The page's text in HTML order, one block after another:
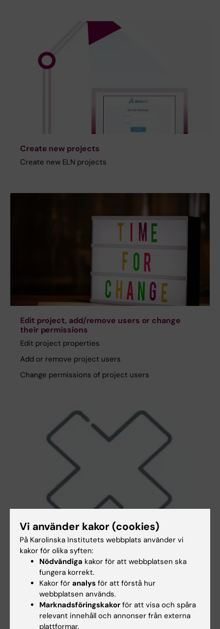
Create new projects
Create new ELN projects
Edit project, add/remove users or change
their permissions
Edit project properties
Add or remove project users
Change permissions of project users
Delete a project
Delete an empty project
Vi använder kakor (cookies)
På Karolinska Institutets webbplats använder vi
kakor för olika syften:
Nödvändiga kakor för att webbplatsen ska
fungera korrekt.
Kakor för analys för att förstå hur
webbplatsen används.
Marknadsföringskakor för att visa och spåra
relevant innehåll och annonser från externa
plattformar.